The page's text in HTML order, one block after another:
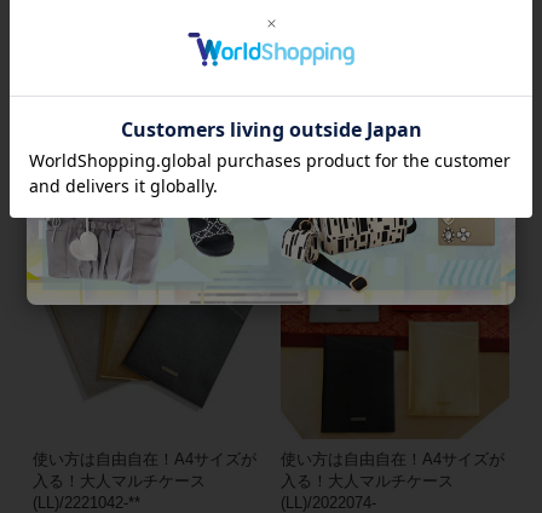
キラキラボールペン/2421016
12,420 税込
ボールペン/2421014
6,480
使い方は自由自在！A4サイズが
入る！大人マルチケース
(LL)/2221042-**
使い方は自由自在！A4サイズが
入る！大人マルチケース
(LL)/2022074-